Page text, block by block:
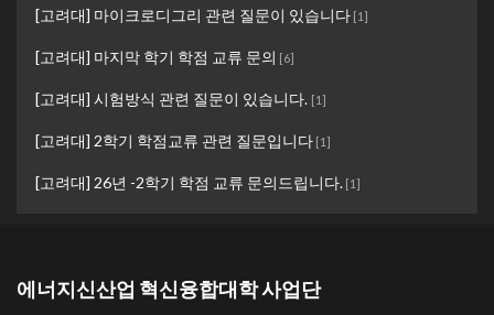
[고려대] 마이크로디그리 관련 질문이 있습니다 [1]
[고려대] 마지막 학기 학점 교류 문의 [6]
[고려대] 시험방식 관련 질문이 있습니다. [1]
[고려대] 2학기 학점교류 관련 질문입니다 [1]
[고려대] 26년 -2학기 학점 교류 문의드립니다. [1]
에너지신산업 혁신융합대학 사업단